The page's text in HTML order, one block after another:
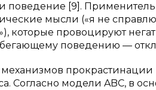
[9].
мысли («я не
которые провоцируют
поведению —
Согласно модели ABC, в